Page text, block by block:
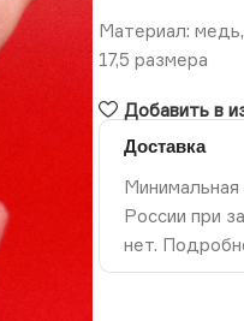
Материал:
17,5 размера
Добавить в
Доставка
России при
нет.